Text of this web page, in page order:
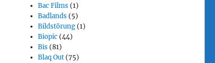
Bac Films (1)
Badlands (5)
Bildstörung (1)
Biopic (44)
Bis (81)
Blaq Out (75)